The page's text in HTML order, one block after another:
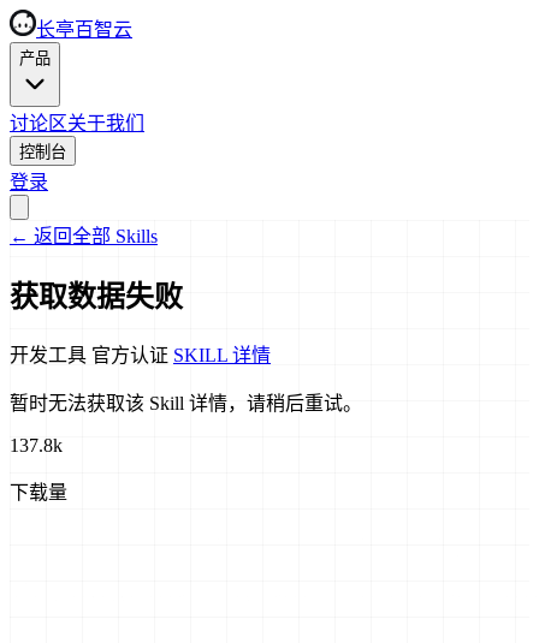
长亭百智云
产品
讨论区关于我们
控制台
登录
← 返回全部 Skills
获取数据失败
开发工具 官方认证 SKILL 详情
暂时无法获取该 Skill 详情，请稍后重试。
137.8k
下载量